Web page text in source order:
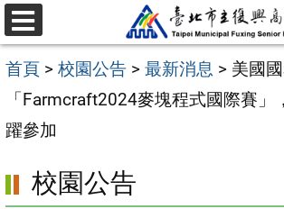
跳
至
主
要
內
區
選
單
首頁 > 校園公告 > 最新消息 > 美國
「Farmcraft2024麥塊程式國際賽」
躍參加
校園公告